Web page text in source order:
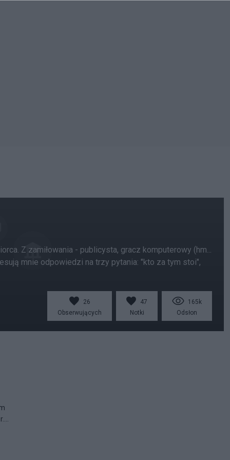
Z zamiłowania - publicysta, gracz komputerowy (hm...
mnie odpowiedzi na trzy pytania: "kto za tym stoi",
26
Obserwujących
47
Notki
165k
Odsłon